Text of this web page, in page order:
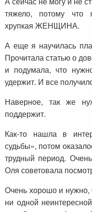
тяжело, потому что
хрупкая ЖЕНЩИНА.
А еще я научилась
Прочитала статью о
и подумала, что
удержит. И все
Наверное, так же
поддержит.
Как-то нашла в
судьбы», потом
трудный период.
Оля советовала
Очень хорошо и
ни одной